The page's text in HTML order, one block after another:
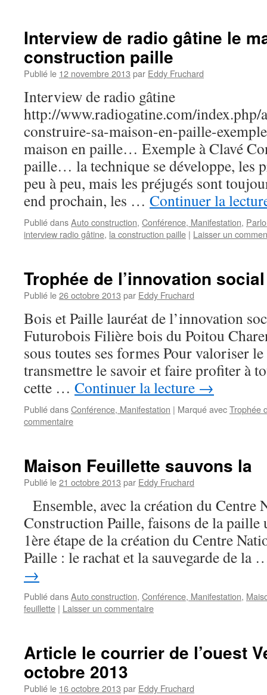
Interview de radio gâtine le
construction paille
Publié le 12 novembre 2013 par Eddy Fruchard
Interview de radio gâtine
http://www.radiogatine.com/index.php/
construire-sa-maison-en-paille-
maison en paille… Exemple à Clavé
paille… la technique se développe, les
peu à peu, mais les préjugés sont
end prochain, les … Continuer la
Publié dansAuto construction, Conférence, Manifestation,
interview radio gâtine, la construction paille | Laisser un
Trophée de l’innovation social
Publié le26 octobre 2013 par Eddy Fruchard
Bois et Paille lauréat de l’innovation
Futurobois Filière bois du Poitou
sous toutes ses formes Pour valoriser
transmettre le savoir et faire profiter à
cette … Continuer la lecture →
Publié dansConférence, Manifestation | Marqué avecTrophée
commentaire
Maison Feuillette sauvons la
Publié le21 octobre 2013 par Eddy Fruchard
Ensemble, avec la création du Centre
Construction Paille, faisons de la paille
1ère étape de la création du Centre
Paille : le rachat et la sauvegarde de la
→
Publié dansAuto construction, Conférence, Manifestation,
feuillette | Laisser un commentaire
Article le courrier de l’ouest
octobre 2013
Publié le 16 octobre 2013 par Eddy Fruchard